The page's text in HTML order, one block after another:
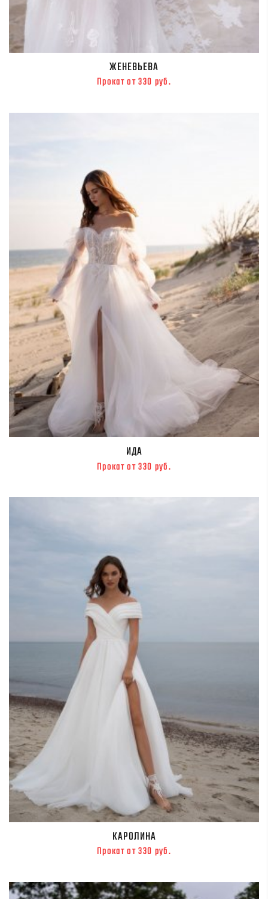
ЖЕНЕВЬЕВА
Прокат от 330 руб.
ИДА
Прокат от 330 руб.
КАРОЛИНА
Прокат от 330 руб.